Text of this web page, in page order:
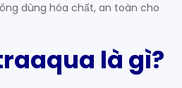
dùng hóa chất, an toàn cho
là gì?